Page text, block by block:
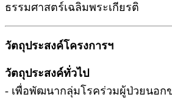
ธรรมศาสตร์เฉลิมพระเกียรติ
วัตถุประสงค์โครงการฯ
วัตถุประสงค์ทั่วไป
- เพื่อพัฒนากลุ่มโรคร่วมผู้ป่วยนอก